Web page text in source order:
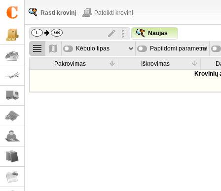
Rasti krovinį Pateikti krovinį
Naujas
Kėbulo tipas Papildomi parametrai
Pakrovimas Iškrovimas
Krovinių